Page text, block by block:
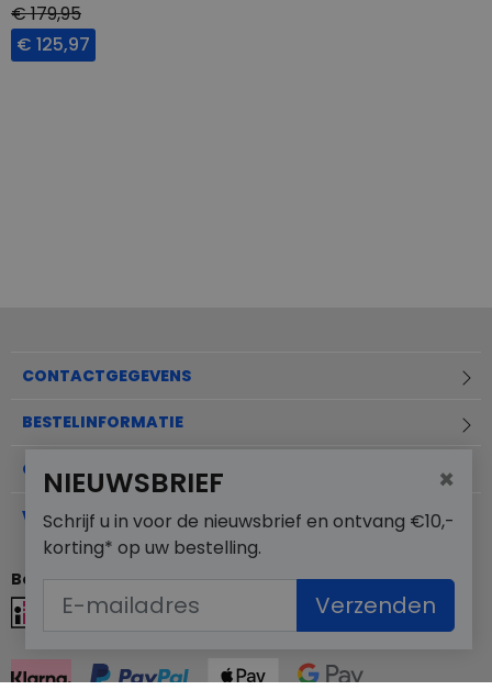
€ 179,95
€ 125,97
CONTACTGEGEVENS
BESTELINFORMATIE
OVER MERKSCHOENENSTUNTER.NL
VEELGESTELDE VRAGEN
Betaalmogelijkheden
×
NIEUWSBRIEF
Schrijf u in voor de nieuwsbrief en ontvang €10,-
korting* op uw bestelling.
Verzenden